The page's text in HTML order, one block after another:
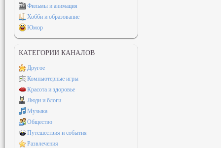
Фильмы и анимация
Хобби и образование
Юмор
КАТЕГОРИИ КАНАЛОВ
Другое
Компьютерные игры
Красота и здоровье
Люди и блоги
Музыка
Общество
Путешествия и события
Развлечения